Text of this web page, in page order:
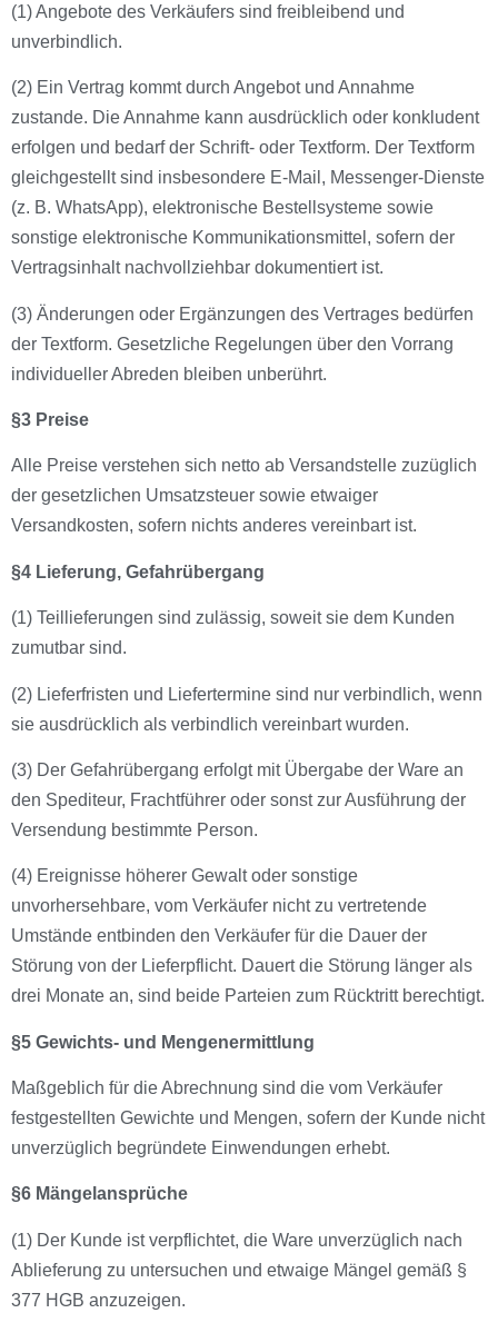
(1) Angebote des Verkäufers sind freibleibend und
unverbindlich.
(2) Ein Vertrag kommt durch Angebot und Annahme
zustande. Die Annahme kann ausdrücklich oder konkludent
erfolgen und bedarf der Schrift- oder Textform. Der Textform
gleichgestellt sind insbesondere E-Mail, Messenger-Dienste
(z. B. WhatsApp), elektronische Bestellsysteme sowie
sonstige elektronische Kommunikationsmittel, sofern der
Vertragsinhalt nachvollziehbar dokumentiert ist.
(3) Änderungen oder Ergänzungen des Vertrages bedürfen
der Textform. Gesetzliche Regelungen über den Vorrang
individueller Abreden bleiben unberührt.
§3 Preise
Alle Preise verstehen sich netto ab Versandstelle zuzüglich
der gesetzlichen Umsatzsteuer sowie etwaiger
Versandkosten, sofern nichts anderes vereinbart ist.
§4 Lieferung, Gefahrübergang
(1) Teillieferungen sind zulässig, soweit sie dem Kunden
zumutbar sind.
(2) Lieferfristen und Liefertermine sind nur verbindlich, wenn
sie ausdrücklich als verbindlich vereinbart wurden.
(3) Der Gefahrübergang erfolgt mit Übergabe der Ware an
den Spediteur, Frachtführer oder sonst zur Ausführung der
Versendung bestimmte Person.
(4) Ereignisse höherer Gewalt oder sonstige
unvorhersehbare, vom Verkäufer nicht zu vertretende
Umstände entbinden den Verkäufer für die Dauer der
Störung von der Lieferpflicht. Dauert die Störung länger als
drei Monate an, sind beide Parteien zum Rücktritt berechtigt.
§5 Gewichts- und Mengenermittlung
Maßgeblich für die Abrechnung sind die vom Verkäufer
festgestellten Gewichte und Mengen, sofern der Kunde nicht
unverzüglich begründete Einwendungen erhebt.
§6 Mängelansprüche
(1) Der Kunde ist verpflichtet, die Ware unverzüglich nach
Ablieferung zu untersuchen und etwaige Mängel gemäß §
377 HGB anzuzeigen.